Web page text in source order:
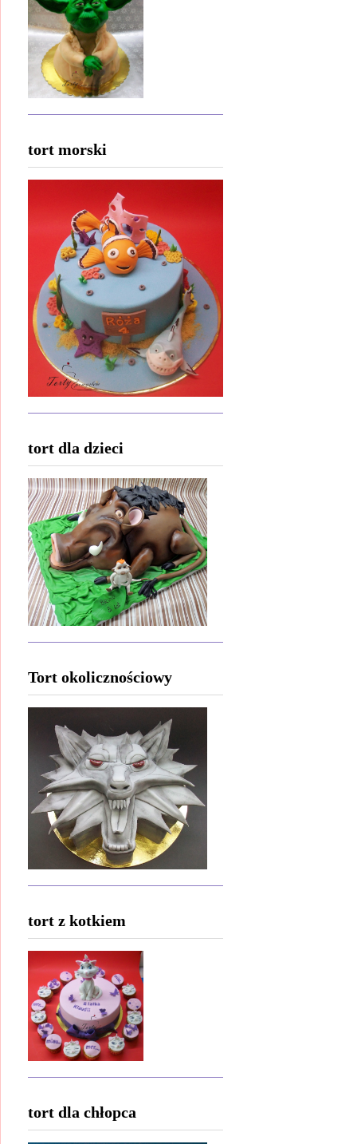
tort morski
tort dla dzieci
Tort okolicznościowy
tort z kotkiem
tort dla chłopca